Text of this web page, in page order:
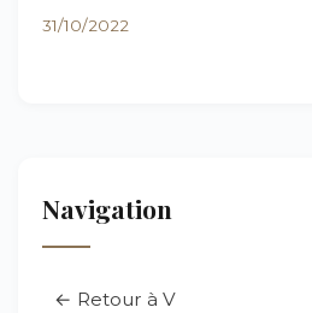
31/10/2022
Navigation
← Retour à V